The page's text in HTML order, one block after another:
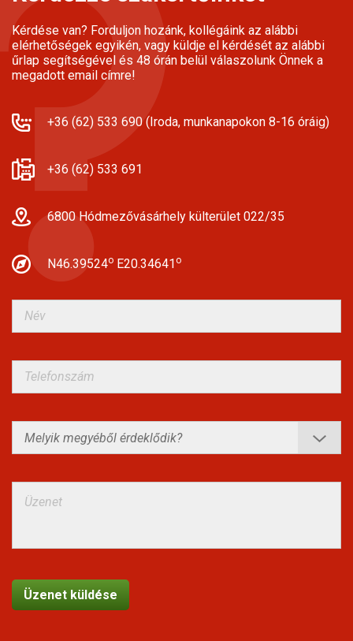
Kérdése van? Forduljon hozánk, kollégáink az alábbi
elérhetőségek egyikén, vagy küldje el kérdését az alábbi
űrlap segítségével és 48 órán belül válaszolunk Önnek a
megadott email címre!
+36 (62) 533 690 (Iroda, munkanapokon 8-16 óráig)
+36 (62) 533 691
6800 Hódmezővásárhely külterület 022/35
N46.39524o E20.34641 o